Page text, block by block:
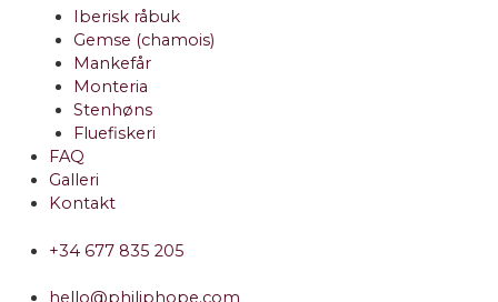
Iberisk råbuk
Gemse (chamois)
Mankefår
Monteria
Stenhøns
Fluefiskeri
FAQ
Galleri
Kontakt
+34 677 835 205